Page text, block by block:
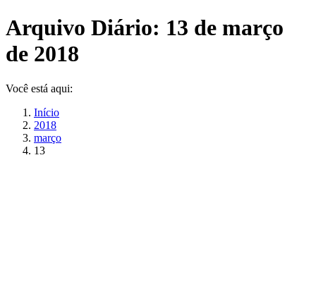
Arquivo Diário: 13 de março
de 2018
Você está aqui:
Início
2018
março
13